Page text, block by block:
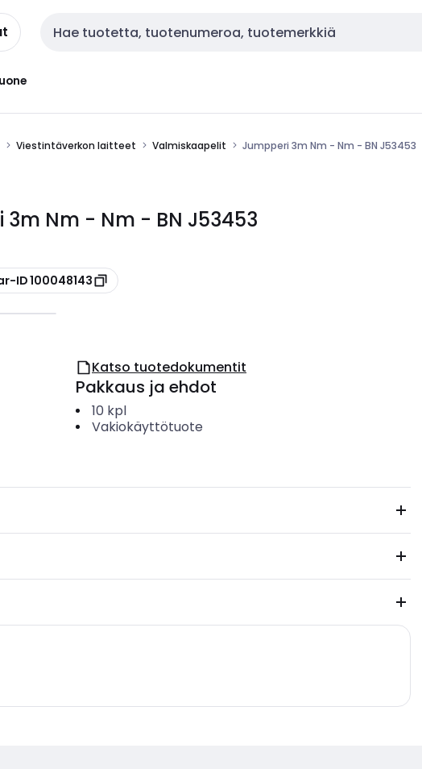
Haku
Viestintäverkon laitteet Valmiskaapelit Jumpperi 3m Nm - Nm - BN J53453
3m Nm - Nm - BN J53453
ID 100048143
Katso tuotedokumentit
Pakkaus ja ehdot
10 kpl
Vakiokäyttötuote